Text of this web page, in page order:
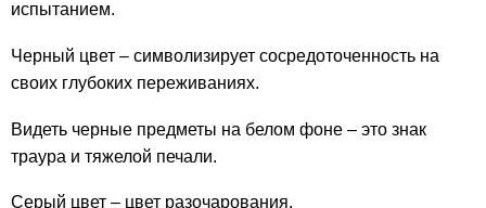
испытанием.
Черный цвет – символизирует сосредоточенность на
своих глубоких переживаниях.
Видеть черные предметы на белом фоне – это знак
траура и тяжелой печали.
Серый цвет – цвет разочарования.